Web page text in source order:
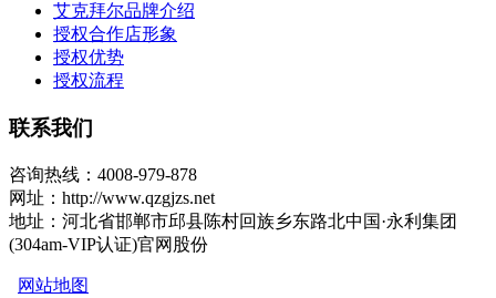
艾克拜尔品牌介绍
授权合作店形象
授权优势
授权流程
联系我们
咨询热线：4008-979-878
网址：http://www.qzgjzs.net
地址：河北省邯郸市邱县陈村回族乡东路北中国·永利集团
(304am-VIP认证)官网股份
网站地图